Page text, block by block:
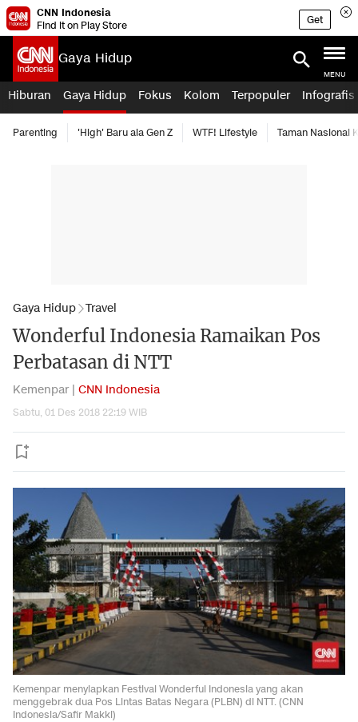
CNN Indonesia
Find it on Play Store
Get
Gaya Hidup
MENU
Hiburan Gaya Hidup Fokus Kolom Terpopuler Infografis
Parenting 'High' Baru ala Gen Z WTF! Lifestyle Taman Nasional
Gaya Hidup Travel
Wonderful Indonesia Ramaikan Pos
Perbatasan di NTT
Kemenpar | CNN Indonesia
Sabtu, 01 Des 2018 22:19 WIB
Kemenpar menyiapkan Festival Wonderful Indonesia yang akan
menggebrak dua Pos Lintas Batas Negara (PLBN) di NTT. (CNN
Indonesia/Safir Makki)